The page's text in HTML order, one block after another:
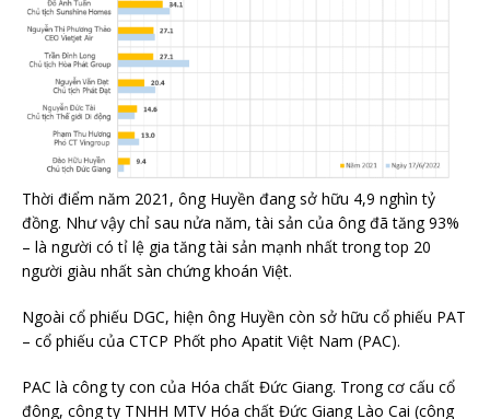
Thời điểm năm 2021, ông Huyền đang sở hữu 4,9 nghìn tỷ
đồng. Như vậy chỉ sau nửa năm, tài sản của ông đã tăng 93%
– là người có tỉ lệ gia tăng tài sản mạnh nhất trong top 20
người giàu nhất sàn chứng khoán Việt.
Ngoài cổ phiếu DGC, hiện ông Huyền còn sở hữu cổ phiếu PAT
– cổ phiếu của CTCP Phốt pho Apatit Việt Nam (PAC).
PAC là công ty con của Hóa chất Đức Giang. Trong cơ cấu cổ
đông, công ty TNHH MTV Hóa chất Đức Giang Lào Cai (công